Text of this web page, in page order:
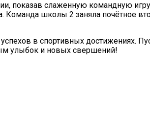
показав слаженную командную
Команда школы 2 заняла почётное
в спортивных достижениях.
улыбок и новых свершений!